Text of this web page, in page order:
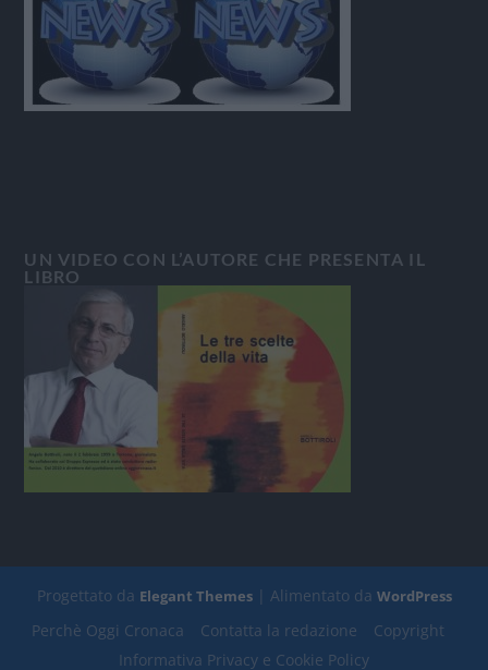
UN VIDEO CON L’AUTORE CHE PRESENTA IL
LIBRO
Progettato da Elegant Themes| Alimentato da WordPress
Perchè Oggi Cronaca Contatta la redazione
Copyright
Informativa Privacy e Cookie Policy